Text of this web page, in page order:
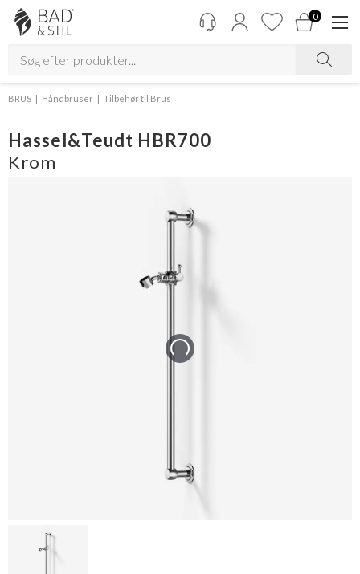
0
BRUS Håndbruser Tilbehør til Brus
Hassel&Teudt HBR700
Krom